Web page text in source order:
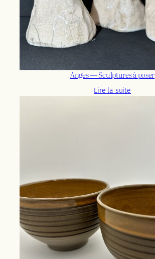
Anges — Sculptures à poser
Lire la suite